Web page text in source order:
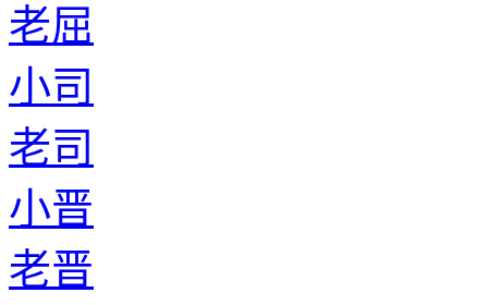
老屈
小司
老司
小晋
老晋